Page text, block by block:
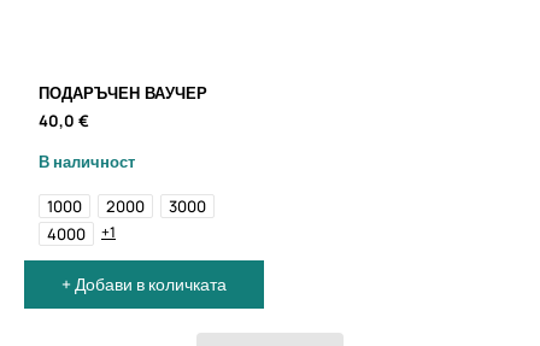
ПОДАРЪЧЕН ВАУЧЕР
40,0 €
В наличност
1000 2000
3000
4000
+1
+ Добави в количката